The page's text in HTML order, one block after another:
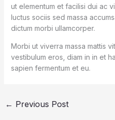
ut elementum et facilisi dui ac
luctus sociis sed massa
dictum morbi ullamcorper.
Morbi ut viverra massa mattis
vestibulum eros, diam in in et
sapien fermentum et eu.
← Previous Post